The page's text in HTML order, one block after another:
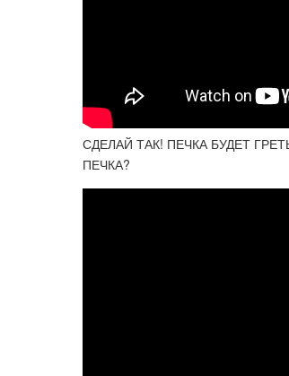
СДЕЛАЙ ТАК! ПЕЧКА БУДЕТ
ПЕЧКА?